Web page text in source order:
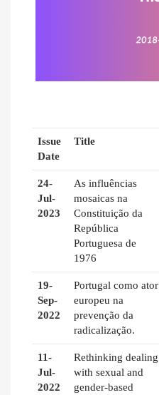
Issue
Date
Title
24-
Jul-
2023
As influências
mosaicas na
Constituição da
República
Portuguesa de
1976
19-
Sep-
2022
Portugal como ator
europeu na
prevenção da
radicalização.
11-
Jul-
2022
Rethinking dealing
with sexual and
gender-based